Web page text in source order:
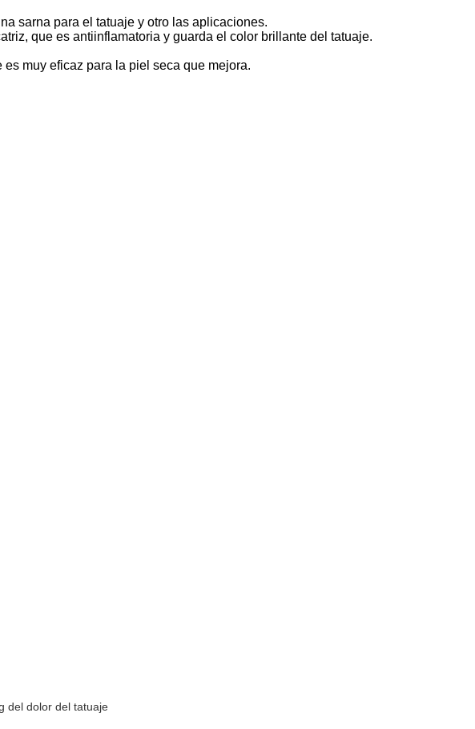
sarna para el tatuaje y otro las aplicaciones.
que es antiinflamatoria y guarda el color brillante del tatuaje.
muy eficaz para la piel seca que mejora.
del dolor del tatuaje